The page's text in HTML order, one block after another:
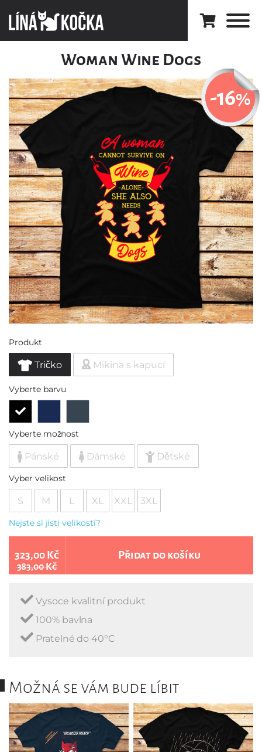
Woman Wine Dogs
-16%
Produkt
Tričko Mikina s kapucí
Vyberte barvu
Vyberte možnost
Pánské Dámské Dětské
Vyber velikost
S M L XL XXL 3XL
Nejste si jisti velikostí?
323,00 Kč
383,00 Kč
Přidat do košíku
Vysoce kvalitní produkt
100% bavlna
Pratelné do 40°C
Možná se vám bude líbit